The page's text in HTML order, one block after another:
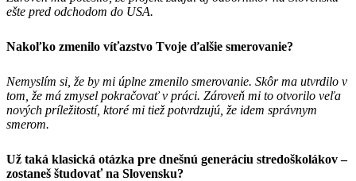
ešte pred odchodom do USA.
Nakoľko zmenilo víťazstvo Tvoje ďalšie smerovanie?
Nemyslím si, že by mi úplne zmenilo smerovanie. Skôr ma utvrdilo v
tom, že má zmysel pokračovať v práci. Zároveň mi to otvorilo veľa
nových príležitostí, ktoré mi tiež potvrdzujú, že idem správnym
smerom.
Už taká klasická otázka pre dnešnú generáciu stredoškolákov –
zostaneš študovať na Slovensku?